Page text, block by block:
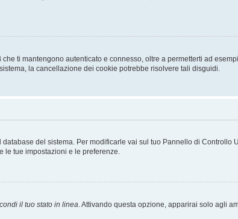
ti mantengono autenticato e connesso, oltre a permetterti ad
la cancellazione dei cookie potrebbe risolvere tali disguidi.
del sistema. Per modificarle vai sul tuo Pannello di
le tue impostazioni e le preferenze.
il tuo stato in linea . Attivando questa opzione, apparirai solo agli